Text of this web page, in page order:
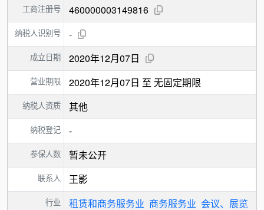
工商注册号 460000003149816
纳税人识别号 -
成立日期 2020年12月07日
营业期限 2020年12月07日 至 无固定期限
纳税人资质 其他
纳税登记 -
参保人数 暂未公开
联系人 王影
行业 租赁和商务服务业 商务服务业 会议、展览